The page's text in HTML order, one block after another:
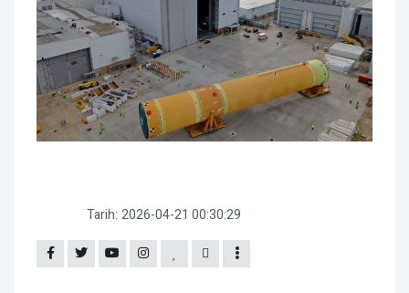
Tarih: 2026-04-21 00:30:29